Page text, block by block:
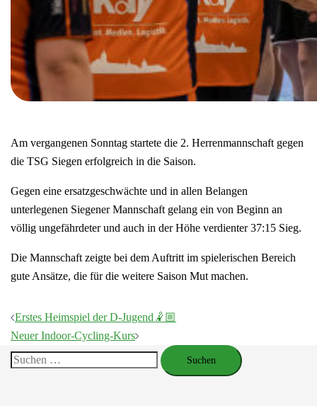
Am vergangenen Sonntag startete die 2. Herrenmannschaft gegen
die TSG Siegen erfolgreich in die Saison.
Gegen eine ersatzgeschwächte und in allen Belangen
unterlegenen Siegener Mannschaft gelang ein von Beginn an
völlig ungefährdeter und auch in der Höhe verdienter 37:15 Sieg.
Die Mannschaft zeigte bei dem Auftritt im spielerischen Bereich
gute Ansätze, die für die weitere Saison Mut machen.
Beitragsnavigation
Erstes Heimspiel der D-Jugend🤾🏼
Neuer Indoor-Cycling-Kurs
Suchen